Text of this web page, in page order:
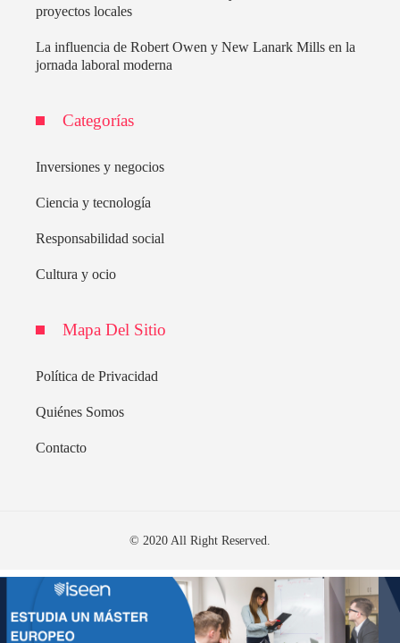
proyectos locales
La influencia de Robert Owen y New Lanark Mills en la
jornada laboral moderna
Categorías
Inversiones y negocios
Ciencia y tecnología
Responsabilidad social
Cultura y ocio
Mapa Del Sitio
Política de Privacidad
Quiénes Somos
Contacto
© 2020 All Right Reserved.